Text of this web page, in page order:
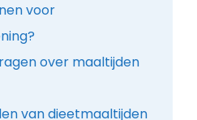
voor
over maaltijden
van dieetmaaltijden